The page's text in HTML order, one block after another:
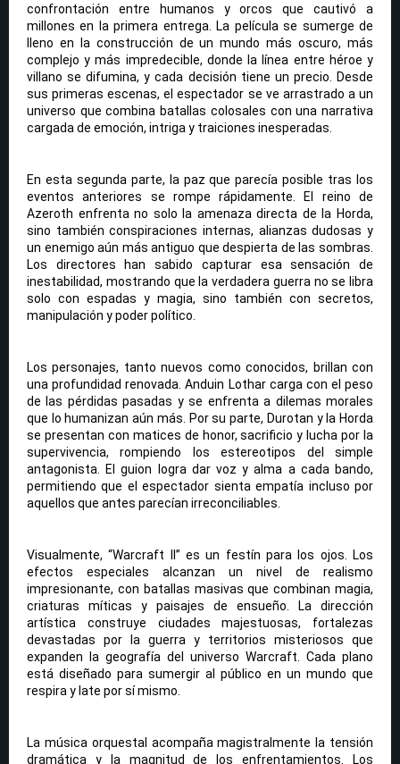
confrontación entre humanos y orcos que cautivó a
millones en la primera entrega. La película se sumerge de
lleno en la construcción de un mundo más oscuro, más
complejo y más impredecible, donde la línea entre héroe y
villano se difumina, y cada decisión tiene un precio. Desde
sus primeras escenas, el espectador se ve arrastrado a un
universo que combina batallas colosales con una narrativa
cargada de emoción, intriga y traiciones inesperadas.
En esta segunda parte, la paz que parecía posible tras los
eventos anteriores se rompe rápidamente. El reino de
Azeroth enfrenta no solo la amenaza directa de la Horda,
sino también conspiraciones internas, alianzas dudosas y
un enemigo aún más antiguo que despierta de las sombras.
Los directores han sabido capturar esa sensación de
inestabilidad, mostrando que la verdadera guerra no se libra
solo con espadas y magia, sino también con secretos,
manipulación y poder político.
Los personajes, tanto nuevos como conocidos, brillan con
una profundidad renovada. Anduin Lothar carga con el peso
de las pérdidas pasadas y se enfrenta a dilemas morales
que lo humanizan aún más. Por su parte, Durotan y la Horda
se presentan con matices de honor, sacrificio y lucha por la
supervivencia, rompiendo los estereotipos del simple
antagonista. El guion logra dar voz y alma a cada bando,
permitiendo que el espectador sienta empatía incluso por
aquellos que antes parecían irreconciliables.
Visualmente, “Warcraft II” es un festín para los ojos. Los
efectos especiales alcanzan un nivel de realismo
impresionante, con batallas masivas que combinan magia,
criaturas míticas y paisajes de ensueño. La dirección
artística construye ciudades majestuosas, fortalezas
devastadas por la guerra y territorios misteriosos que
expanden la geografía del universo Warcraft. Cada plano
está diseñado para sumergir al público en un mundo que
respira y late por sí mismo.
La música orquestal acompaña magistralmente la tensión
dramática y la magnitud de los enfrentamientos. Los